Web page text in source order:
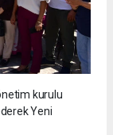
kurulu
Yeni